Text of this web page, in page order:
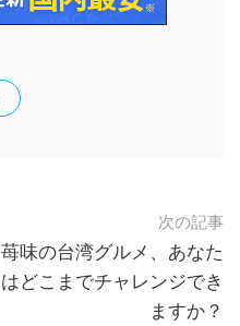
次の記事
苺味の台湾グルメ、あなた
はどこまでチャレンジでき
ますか？